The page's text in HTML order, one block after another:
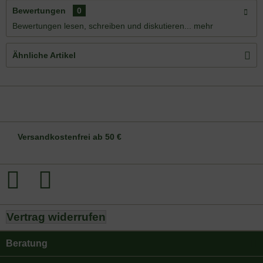
Bewertungen
0
Bewertungen lesen, schreiben und diskutieren...
mehr
Ähnliche Artikel
Versandkostenfrei ab 50 €
Vertrag widerrufen
Beratung